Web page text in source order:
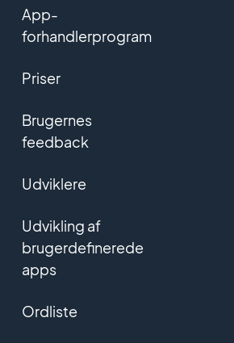
App-
forhandlerprogram
Priser
Brugernes
feedback
Udviklere
Udvikling af
brugerdefinerede
apps
Ordliste